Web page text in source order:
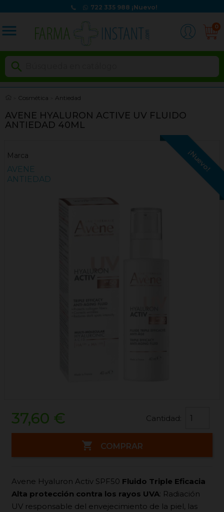
722 335 988 ¡Nuevo!
menu 0

Cosmética Antiedad
AVENE HYALURON ACTIVE UV FLUIDO
ANTIEDAD 40ML
¡Nuevo!
Marca
AVENE
ANTIEDAD
37,60 € Cantidad:
 COMPRAR
Avene Hyaluron Activ SPF50 Fluido Triple Eficacia
Alta protección contra los rayos UVA: Radiación
UV responsable del envejecimiento de la piel, las